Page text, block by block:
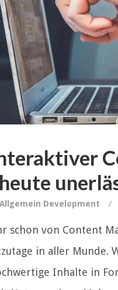
Allgemein Development /
schon von Content
in aller Munde.
Inhalte in